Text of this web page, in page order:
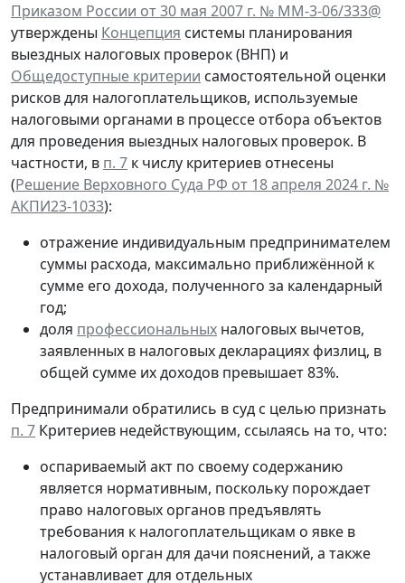
Приказом России от 30 мая 2007 г. № ММ-3-06/333@
утверждены Концепция системы планирования
выездных налоговых проверок (ВНП) и
Общедоступные критерии самостоятельной оценки
рисков для налогоплательщиков, используемые
налоговыми органами в процессе отбора объектов
для проведения выездных налоговых проверок. В
частности, в п. 7 к числу критериев отнесены
(Решение Верховного Суда РФ от 18 апреля 2024 г. №
АКПИ23-1033):
отражение индивидуальным предпринимателем
суммы расхода, максимально приближённой к
сумме его дохода, полученного за календарный
год;
доля профессиональных налоговых вычетов,
заявленных в налоговых декларациях физлиц, в
общей сумме их доходов превышает 83%.
Предпринимали обратились в суд с целью признать
п. 7 Критериев недействующим, ссылаясь на то, что:
оспариваемый акт по своему содержанию
является нормативным, поскольку порождает
право налоговых органов предъявлять
требования к налогоплательщикам о явке в
налоговый орган для дачи пояснений, а также
устанавливает для отдельных